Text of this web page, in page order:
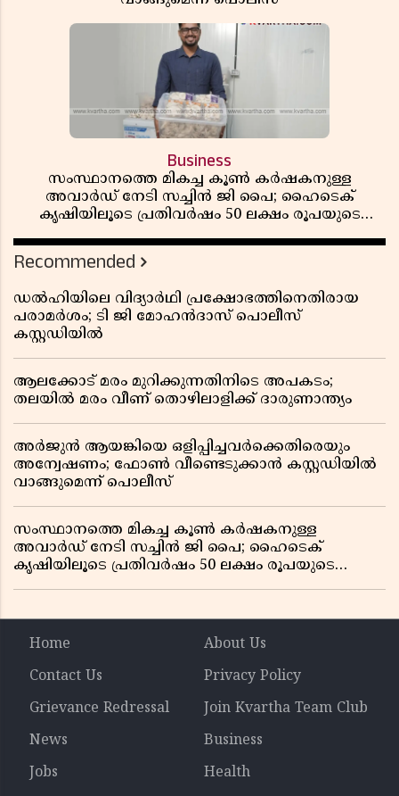
Business
സംസ്ഥാനത്തെ മികച്ച കൂൺ കർഷകനുള്ള
അവാർഡ് നേടി സച്ചിൻ ജി പൈ; ഹൈടെക്
കൃഷിയിലൂടെ പ്രതിവർഷം 50 ലക്ഷം രൂപയുടെ
Recommended
ഡൽഹിയിലെ വിദ്യാർഥി പ്രക്ഷോഭത്തിനെതിരായ
പരാമർശം; ടി ജി മോഹൻദാസ് പൊലീസ്
കസ്റ്റഡിയിൽ
ആലക്കോട് മരം മുറിക്കുന്നതിനിടെ അപകടം;
തലയിൽ മരം വീണ് തൊഴിലാളിക്ക് ദാരുണാന്ത്യം
അർജുൻ ആയങ്കിയെ ഒളിപ്പിച്ചവർക്കെതിരെയും
അന്വേഷണം; ഫോൺ വീണ്ടെടുക്കാൻ കസ്റ്റഡിയിൽ
വാങ്ങുമെന്ന് പൊലീസ്
സംസ്ഥാനത്തെ മികച്ച കൂൺ കർഷകനുള്ള
അവാർഡ് നേടി സച്ചിൻ ജി പൈ; ഹൈടെക്
കൃഷിയിലൂടെ പ്രതിവർഷം 50 ലക്ഷം രൂപയുടെ
Home
About Us
Contact Us
Privacy Policy
Grievance Redressal
Join Kvartha Team Club
News
Business
Jobs
Health